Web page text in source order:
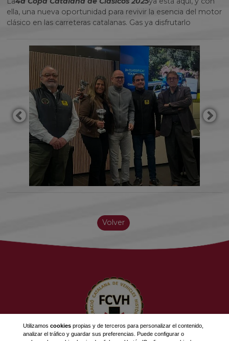
ella, una nueva oportunidad para revivir la esencia del motor
clásico en las carreteras catalanas. Gas ya disfrutarlo
Volver
Utilizamos cookiespropias y de terceros para personalizar el contenido,
analizar el tráfico y guardar sus preferencias. Puede configurar o